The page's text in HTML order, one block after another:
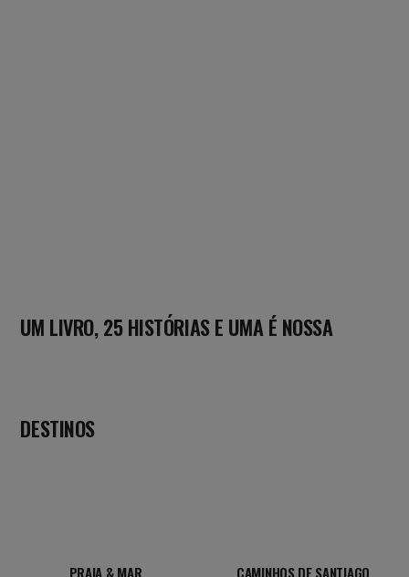
UM LIVRO, 25 HISTÓRIAS E UMA É NOSSA
DESTINOS
PRAIA & MAR CAMINHOS DE SANTIAGO